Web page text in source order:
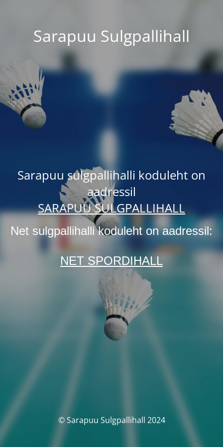
Sarapuu Sulgpallihall
Sarapuu sulgpallihalli koduleht on
aadressil
SARAPUU SULGPALLIHALL
Net sulgpallihalli koduleht on aadressil:
NET SPORDIHALL
© Sarapuu Sulgpallihall 2024